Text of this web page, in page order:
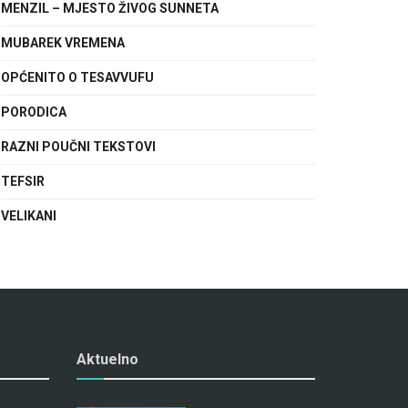
MENZIL – MJESTO ŽIVOG SUNNETA
MUBAREK VREMENA
OPĆENITO O TESAVVUFU
PORODICA
RAZNI POUČNI TEKSTOVI
TEFSIR
VELIKANI
Aktuelno